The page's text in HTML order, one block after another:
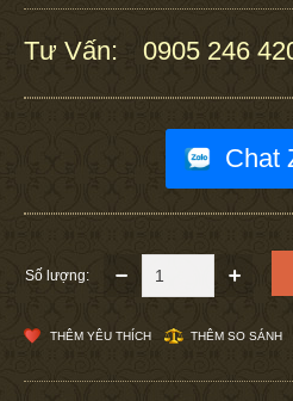
Tư Vấn: 0905 246
Chat
Số lượng:
THÊM YÊU THÍCH THÊM SO SÁNH